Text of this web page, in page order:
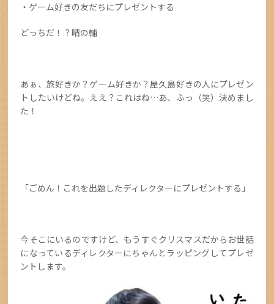
・ゲーム好きの友だちにプレゼントする
どっちだ！？晴の輔
あぁ、旅好きか？ゲーム好きか？屋久島好きの人にプレゼン
トしたいけどね。ええ？これはね…あ、ふっ（笑）決めまし
た！
「ごめん！これを出題したディレクターにプレゼントする」
今そこにいるのですけど、もうすぐクリスマスだからお世話
になっているディレクターにちゃんとラッピングしてプレゼ
ントします。